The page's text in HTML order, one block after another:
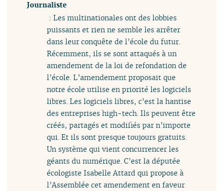
Journaliste
: Les multinationales ont des lobbies
puissants et rien ne semble les arrêter
dans leur conquête de l’école du futur.
Récemment, ils se sont attaqués à un
amendement de la loi de refondation de
l’école. L’amendement proposait que
notre école utilise en priorité les logiciels
libres. Les logiciels libres, c’est la hantise
des entreprises high-tech. Ils peuvent être
créés, partagés et modifiés par n’importe
qui. Et ils sont presque toujours gratuits.
Un système qui vient concurrencer les
géants du numérique. C’est la députée
écologiste Isabelle Attard qui propose à
l’Assemblée cet amendement en faveur